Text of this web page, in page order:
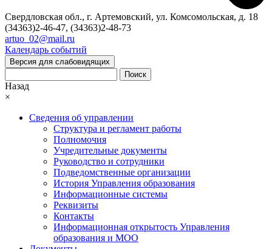
Свердловская обл., г. Артемовский, ул. Комсомольская, д. 18
(34363)2-46-47, (34363)2-48-73
artuo_02@mail.ru
Календарь событий
Версия для слабовидящих
Поиск
Назад
×
Сведения об управлении
Структура и регламент работы
Полномочия
Учредительные документы
Руководство и сотрудники
Подведомственные организации
История Управления образования
Информационные системы
Реквизиты
Контакты
Информационная открытость Управления
образования и МОО